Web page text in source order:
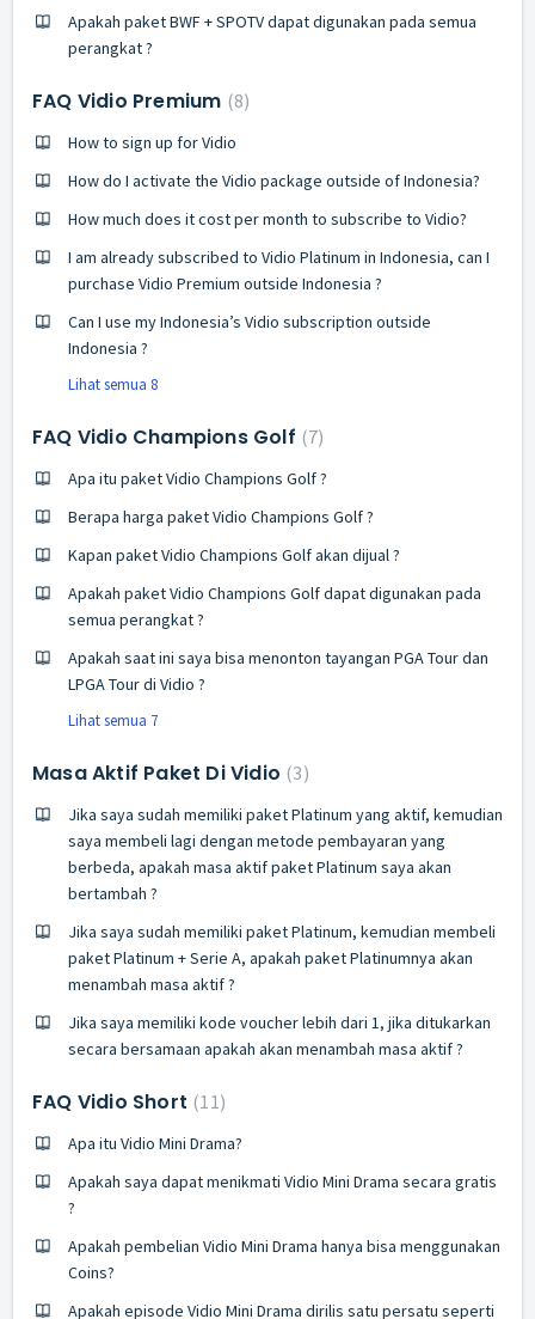
Apakah paket BWF + SPOTV dapat digunakan pada semua
perangkat ?
FAQ Vidio Premium 8
How to sign up for Vidio
How do I activate the Vidio package outside of Indonesia?
How much does it cost per month to subscribe to Vidio?
I am already subscribed to Vidio Platinum in Indonesia, can I
purchase Vidio Premium outside Indonesia ?
Can I use my Indonesia’s Vidio subscription outside
Indonesia ?
Lihat semua 8
FAQ Vidio Champions Golf 7
Apa itu paket Vidio Champions Golf ?
Berapa harga paket Vidio Champions Golf ?
Kapan paket Vidio Champions Golf akan dijual ?
Apakah paket Vidio Champions Golf dapat digunakan pada
semua perangkat ?
Apakah saat ini saya bisa menonton tayangan PGA Tour dan
LPGA Tour di Vidio ?
Lihat semua 7
Masa Aktif Paket Di Vidio 3
Jika saya sudah memiliki paket Platinum yang aktif, kemudian
saya membeli lagi dengan metode pembayaran yang
berbeda, apakah masa aktif paket Platinum saya akan
bertambah ?
Jika saya sudah memiliki paket Platinum, kemudian membeli
paket Platinum + Serie A, apakah paket Platinumnya akan
menambah masa aktif ?
Jika saya memiliki kode voucher lebih dari 1, jika ditukarkan
secara bersamaan apakah akan menambah masa aktif ?
FAQ Vidio Short 11
Apa itu Vidio Mini Drama?
Apakah saya dapat menikmati Vidio Mini Drama secara gratis
?
Apakah pembelian Vidio Mini Drama hanya bisa menggunakan
Coins?
Apakah episode Vidio Mini Drama dirilis satu persatu seperti